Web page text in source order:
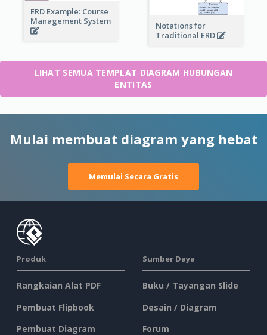
ERD Example: Course
Management System
Notations for
Traditional ERD
LIHAT SEMUA TEMPLAT DIAGRAM HUBUNGAN
ENTITAS
Mulai membuat diagram yang hebat
Memulai Secara Gratis
Produk
Rangkaian Alat PDF
Pembuat Flipbook
Pembuat Diagram
Sumber Daya
Buku / Tayangan Slide
Desain / Diagram
Forum